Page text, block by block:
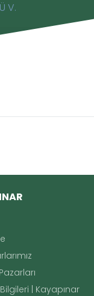
V.
| Kayapınar